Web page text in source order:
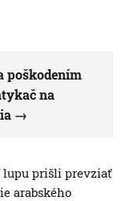
poškodením
na
lupu prišli prevziať
arabského